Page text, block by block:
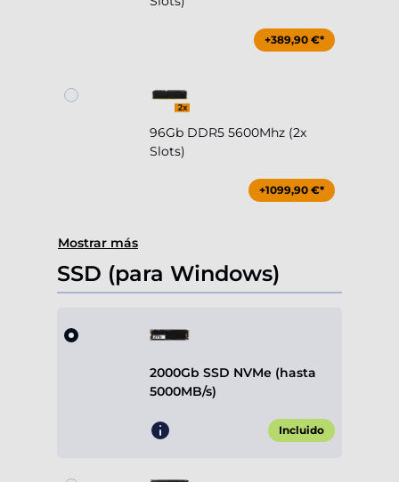
+389,90 €*
96Gb DDR5 5600Mhz (2x
Slots)
+1099,90 €*
Mostrar más
SSD (para Windows)
2000Gb SSD NVMe (hasta
5000MB/s)
Incluido